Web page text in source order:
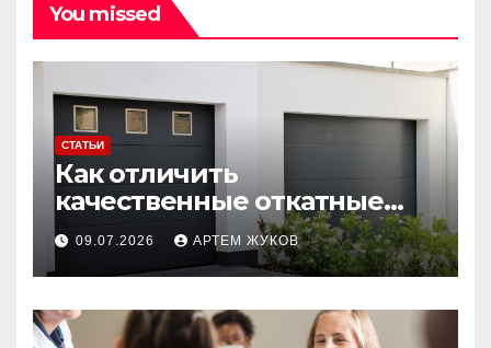
You missed
СТАТЬИ
Как отличить
качественные откатные
ворота от облегчённых
конструкций
09.07.2026 АРТЕМ ЖУКОВ